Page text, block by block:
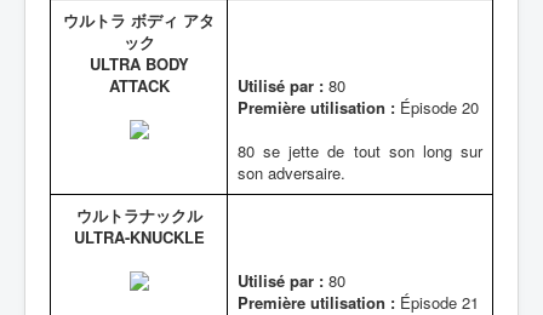
ウルトラ ボディ アタ
ック
ULTRA BODY
ATTACK
Utilisé par : 80
Première utilisation : Épisode 20
80 se jette de tout son long sur
son adversaire.
ウルトラナックル
ULTRA-KNUCKLE
Utilisé par : 80
Première utilisation : Épisode 21